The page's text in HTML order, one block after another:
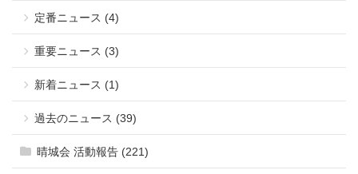
定番ニュース (4)
重要ニュース (3)
新着ニュース (1)
過去のニュース (39)
晴城会 活動報告 (221)